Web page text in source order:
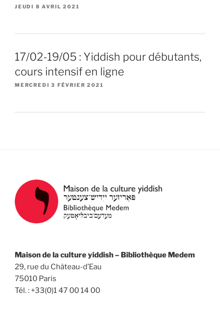
JEUDI 8 AVRIL 2021
17/02-19/05 : Yiddish pour débutants,
cours intensif en ligne
MERCREDI 3 FÉVRIER 2021
Maison de la culture yiddish – Bibliothèque Medem
29, rue du Château-d’Eau
75010 Paris
Tél. : +33(0)1 47 00 14 00